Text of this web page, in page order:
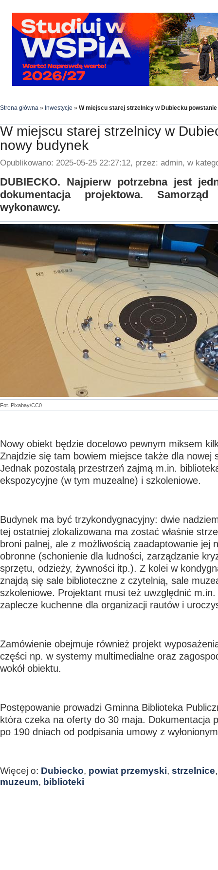
Strona główna » Inwestycje » W miejscu starej strzelnicy w Dubiecku
W miejscu starej strzelnicy w
nowy budynek
Opublikowano: 2025-05-25 22:27:12, przez: admin, w
DUBIECKO. Najpierw potrzebna jest
dokumentacja projektowa.
wykonawcy.
Fot. Pixabay/CC0
Nowy obiekt będzie docelowo pewnym miksem
Znajdzie się tam bowiem miejsce także dla nowej
Jednak pozostalą przestrzeń zajmą m.in.
ekspozycyjne (w tym muzealne) i szkoleniowe.
Budynek ma być trzykondygnacyjny: dwie
tej ostatniej zlokalizowana ma zostać właśnie
broni palnej, ale z możliwością zaadaptowanie jej
obronne (schonienie dla ludności, zarządzanie
sprzętu, odzieży, żywności itp.). Z kolei w
znajdą się sale biblioteczne z czytelnią, sale
szkoleniowe. Projektant musi też uwzględnić
zaplecze kuchenne dla organizacji rautów i
Zamówienie obejmuje również projekt
części np. w systemy multimedialne oraz
wokół obiektu.
Postępowanie prowadzi Gminna Biblioteka
która czeka na oferty do 30 maja. Dokumentacja
po 190 dniach od podpisania umowy z
Więcej o: Dubiecko, powiat przemyski, strzelnice
muzeum, biblioteki